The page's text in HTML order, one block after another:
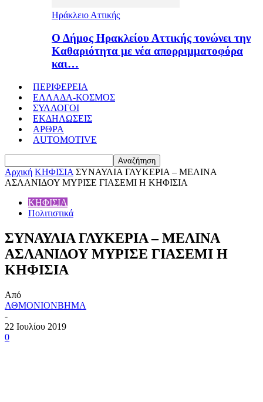
Ηράκλειο Αττικής
Ο Δήμος Ηρακλείου Αττικής τονώνει την
Καθαριότητα με νέα απορριμματοφόρα
και…
ΠΕΡΙΦΕΡΕΙΑ
ΕΛΛΑΔΑ-ΚΟΣΜΟΣ
ΣΥΛΛΟΓΟΙ
ΕΚΔΗΛΩΣΕΙΣ
ΑΡΘΡΑ
AUTOMOTIVE
Αρχική ΚΗΦΙΣΙΑ ΣΥΝΑΥΛΙΑ ΓΛΥΚΕΡΙΑ – ΜΕΛΙΝΑ
ΑΣΛΑΝΙΔΟΥ ΜΥΡΙΣΕ ΓΙΑΣΕΜΙ Η ΚΗΦΙΣΙΑ
ΚΗΦΙΣΙΑ
Πολιτιστικά
ΣΥΝΑΥΛΙΑ ΓΛΥΚΕΡΙΑ – ΜΕΛΙΝΑ
ΑΣΛΑΝΙΔΟΥ ΜΥΡΙΣΕ ΓΙΑΣΕΜΙ Η
ΚΗΦΙΣΙΑ
Από
ΑΘΜΟΝΙΟΝΒΗΜΑ
-
22 Ιουλίου 2019
0